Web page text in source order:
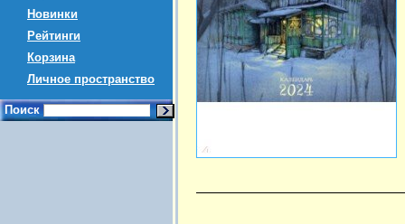
Новинки
Рейтинги
Корзина
Личное пространство
Поиск